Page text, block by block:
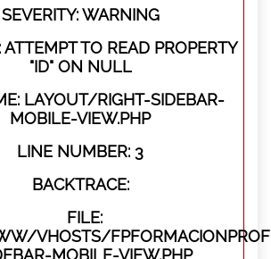
SEVERITY: WARNING
ATTEMPT TO READ PROPERTY
"ID" ON NULL
LAYOUT/RIGHT-SIDEBAR-
MOBILE-VIEW.PHP
LINE NUMBER: 3
BACKTRACE:
FILE:
VHOSTS/